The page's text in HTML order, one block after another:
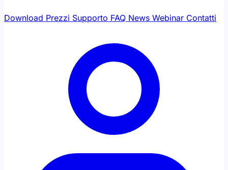
Download Prezzi Supporto FAQ News Webinar Contatti